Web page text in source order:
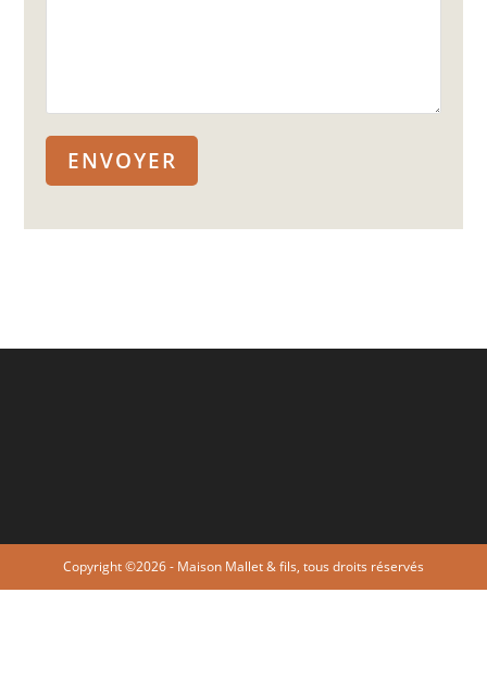
Copyright ©2026 - Maison Mallet & fils, tous droits réservés